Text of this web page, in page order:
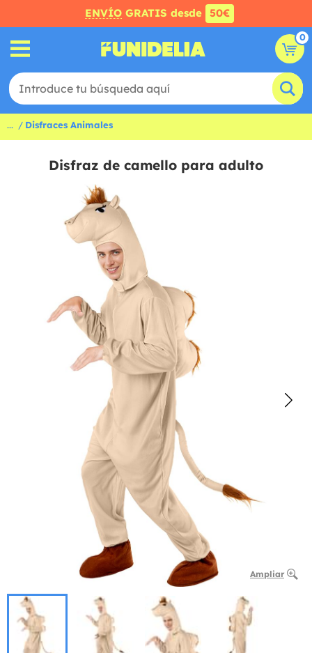
ENVÍO GRATIS desde 50€
0
... Disfraces Animales
Disfraz de camello para adulto
Ampliar